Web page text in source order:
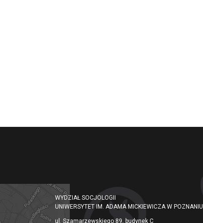
WYDZIAŁ SOCJOLOGII
UNIWERSYTET IM. ADAMA MICKIEWICZA W POZNANIU
ul. Szamarzewskiego 89, budynek C